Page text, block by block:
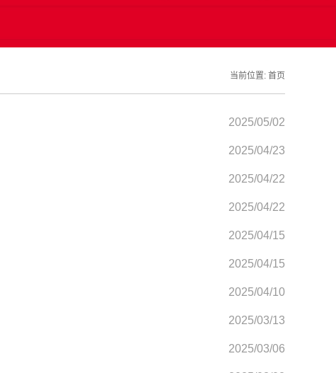
当前位置: 首页
2025/05/02
2025/04/23
2025/04/22
2025/04/22
2025/04/15
2025/04/15
2025/04/10
2025/03/13
2025/03/06